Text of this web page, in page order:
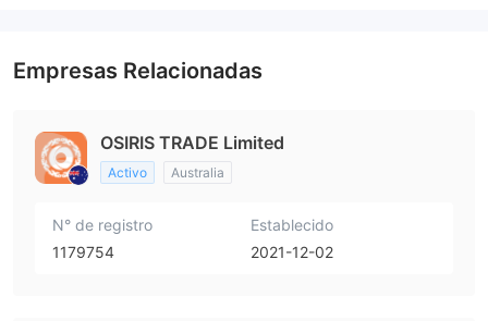
Empresas Relacionadas
OSIRIS TRADE Limited
Activo Australia
N° de registro
1179754
Establecido
2021-12-02